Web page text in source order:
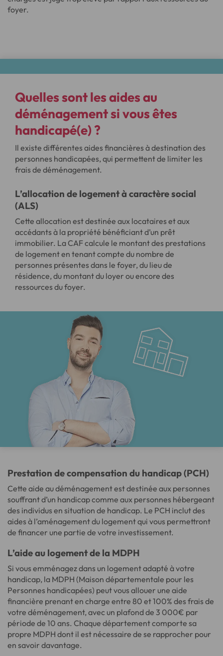
foyer.
Quelles sont les aides au
déménagement si vous êtes
handicapé(e) ?
Il existe différentes aides financières à destination des
personnes handicapées, qui permettent de limiter les
frais de déménagement.
L’allocation de logement à caractère social
(ALS)
Cette allocation est destinée aux locataires et aux
accédants à la propriété bénéficiant d’un prêt
immobilier. La CAF calcule le montant des prestations
de logement en tenant compte du nombre de
personnes présentes dans le foyer, du lieu de
résidence, du montant du loyer ou encore des
ressources du foyer.
Prestation de compensation du handicap (PCH)
Cette aide au déménagement est destinée aux personnes
souffrant d’un handicap comme aux personnes hébergeant
des individus en situation de handicap. Le PCH inclut des
aides à l’aménagement du logement qui vous permettront
de financer une partie de votre investissement.
L’aide au logement de la MDPH
Si vous emménagez dans un logement adapté à votre
handicap, la MDPH (Maison départementale pour les
Personnes handicapées) peut vous allouer une aide
financière prenant en charge entre 80 et 100% des frais de
votre déménagement, avec un plafond de 3 000€ par
période de 10 ans. Chaque département comporte sa
propre MDPH dont il est nécessaire de se rapprocher pour
en savoir davantage.